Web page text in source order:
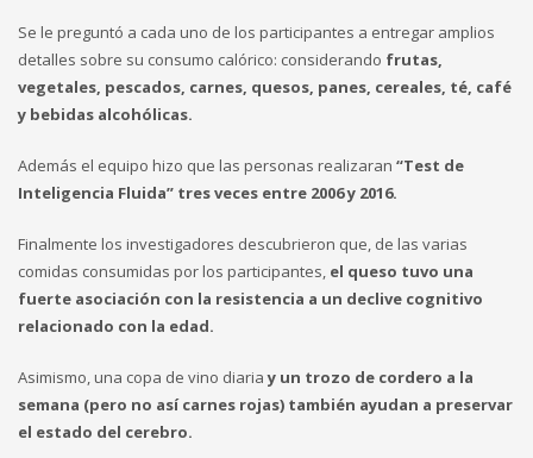
Se le preguntó a cada uno de los participantes a entregar amplios
detalles sobre su consumo calórico: considerando frutas,
vegetales, pescados, carnes, quesos, panes, cereales, té, café
y bebidas alcohólicas.
Además el equipo hizo que las personas realizaran “Test de
Inteligencia Fluida” tres veces entre 2006 y 2016.
Finalmente los investigadores descubrieron que, de las varias
comidas consumidas por los participantes, el queso tuvo una
fuerte asociación con la resistencia a un declive cognitivo
relacionado con la edad.
Asimismo, una copa de vino diariay un trozo de cordero a la
semana (pero no así carnes rojas) también ayudan a preservar
el estado del cerebro.